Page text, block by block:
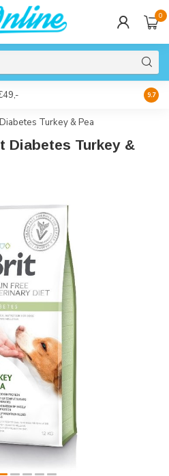
0
9.7
Turkey & Pea
Diabetes Turkey &